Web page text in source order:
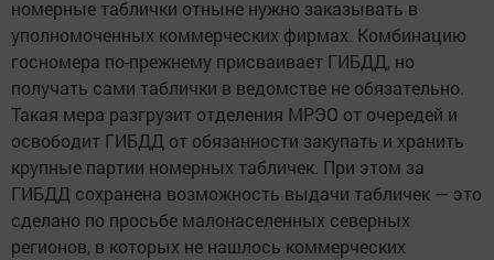
номерные таблички отныне нужно заказывать в
уполномоченных коммерческих фирмах. Комбинацию
госномера по-прежнему присваивает ГИБДД, но
получать сами таблички в ведомстве не обязательно.
Такая мера разгрузит отделения МРЭО от очередей и
освободит ГИБДД от обязанности закупать и хранить
крупные партии номерных табличек. При этом за
ГИБДД сохранена возможность выдачи табличек — это
сделано по просьбе малонаселенных северных
регионов, в которых не нашлось коммерческих